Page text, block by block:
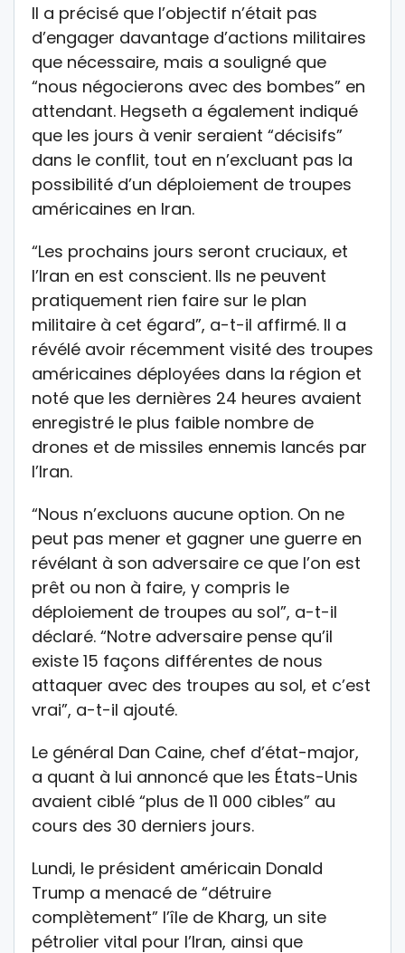
Il a précisé que l’objectif n’était pas
d’engager davantage d’actions militaires
que nécessaire, mais a souligné que
“nous négocierons avec des bombes” en
attendant. Hegseth a également indiqué
que les jours à venir seraient “décisifs”
dans le conflit, tout en n’excluant pas la
possibilité d’un déploiement de troupes
américaines en Iran.
“Les prochains jours seront cruciaux, et
l’Iran en est conscient. Ils ne peuvent
pratiquement rien faire sur le plan
militaire à cet égard”, a-t-il affirmé. Il a
révélé avoir récemment visité des troupes
américaines déployées dans la région et
noté que les dernières 24 heures avaient
enregistré le plus faible nombre de
drones et de missiles ennemis lancés par
l’Iran.
“Nous n’excluons aucune option. On ne
peut pas mener et gagner une guerre en
révélant à son adversaire ce que l’on est
prêt ou non à faire, y compris le
déploiement de troupes au sol”, a-t-il
déclaré. “Notre adversaire pense qu’il
existe 15 façons différentes de nous
attaquer avec des troupes au sol, et c’est
vrai”, a-t-il ajouté.
Le général Dan Caine, chef d’état-major,
a quant à lui annoncé que les États-Unis
avaient ciblé “plus de 11 000 cibles” au
cours des 30 derniers jours.
Lundi, le président américain Donald
Trump a menacé de “détruire
complètement” l’île de Kharg, un site
pétrolier vital pour l’Iran, ainsi que